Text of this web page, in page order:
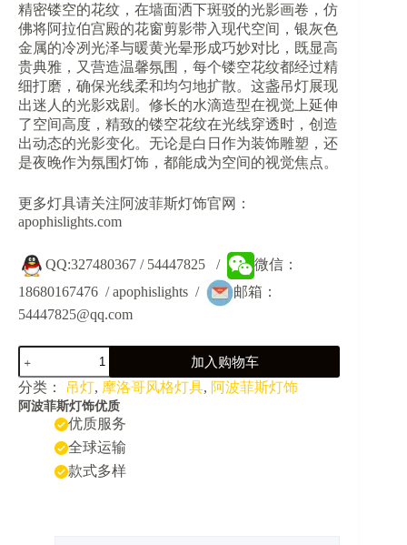
精密镂空的花纹，在墙面洒下斑驳的光影画卷，仿
佛将阿拉伯宫殿的花窗剪影带入现代空间，银灰色
金属的冷冽光泽与暖黄光晕形成巧妙对比，既显高
贵典雅，又营造温馨氛围，每个镂空花纹都经过精
细打磨，确保光线柔和均匀地扩散。这盏吊灯展现
出迷人的光影戏剧。修长的水滴造型在视觉上延伸
了空间高度，精致的镂空花纹在光线穿透时，创造
出动态的光影变化。无论是白日作为装饰雕塑，还
是夜晚作为氛围灯饰，都能成为空间的视觉焦点。
更多灯具请关注阿波菲斯灯饰官网：
apophislights.com
QQ:327480367 / 54447825 /
微信：
18680167476 / apophislights /
邮箱：
54447825@qq.com
JY34003-
新
疆
穆
加入购物车
分类： 吊灯, 摩洛哥风格灯具, 阿波菲斯灯饰
阿波菲斯灯饰优质
优质服务
全球运输
款式多样